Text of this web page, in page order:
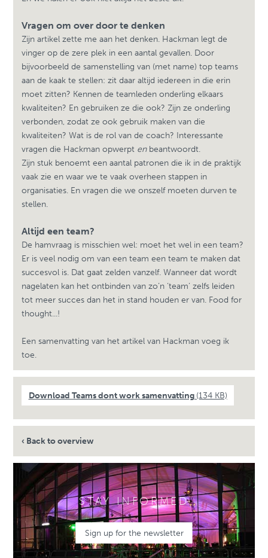
Vragen om over door te denken
Zijn artikel zette me aan het denken. Hackman legt de
vinger op de zere plek in een aantal gevallen. Door
bijvoorbeeld de samenstelling van (met name) top teams
aan de kaak te stellen: zit daar altijd iedereen in die erin
moet zitten? Kennen de teamleden onderling elkaars
kwaliteiten? En gebruiken ze die ook? Zijn ze onderling
verbonden, zodat ze ook gebruik maken van die
kwaliteiten? Wat is de rol van de coach? Interessante
vragen die Hackman opwerpt enbeantwoordt.
Zijn stuk benoemt een aantal patronen die ik in de praktijk
vaak zie en waar we te vaak overheen stappen in
organisaties. En vragen die we onszelf moeten durven te
stellen.
Altijd een team?
De hamvraag is misschien wel: moet het wel in een team?
Er is veel nodig om van een team een team te maken dat
succesvol is. Dat gaat zelden vanzelf. Wanneer dat wordt
nagelaten kan het ontbinden van zo’n ‘team’ zelfs leiden
tot meer succes dan het in stand houden er van. Food for
thought...!
Een samenvatting van het artikel van Hackman voeg ik
toe.
Download Teams dont work samenvatting (134 KB)
‹ Back to overview
STAY INFORMED
Sign up for the newsletter